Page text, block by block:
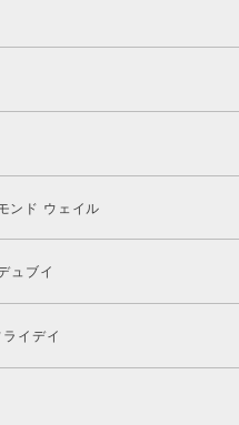
ンド ウェイル
ュブイ
イデイ